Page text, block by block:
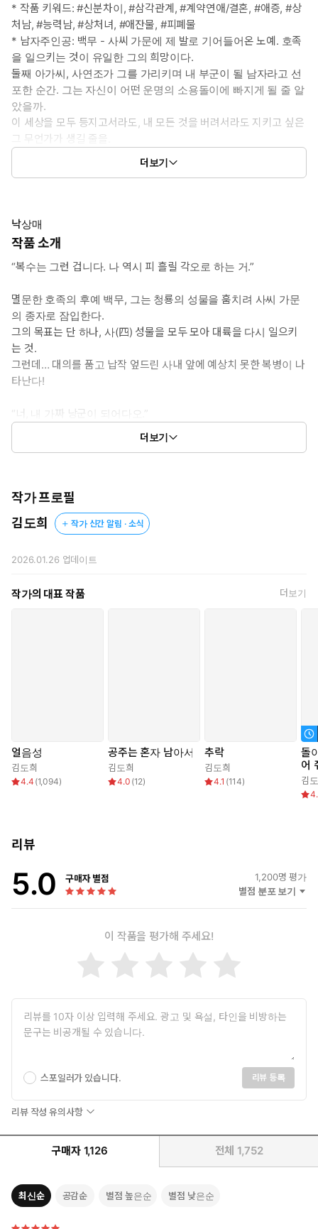
* 작품 키워드: #신분차이, #삼각관계, #계약연애/결혼, #애증, #상
처남, #능력남, #상처녀, #애잔물, #피폐물
* 남자주인공: 백무 - 사씨 가문에 제 발로 기어들어온 노예. 호족
을 일으키는 것이 유일한 그의 희망이다.
둘째 아가씨, 사연조가 그를 가리키며 내 부군이 될 남자라고 선
포한 순간. 그는 자신이 어떤 운명의 소용돌이에 빠지게 될 줄 알
았을까.
이 세상을 모두 등지고서라도, 내 모든 것을 버려서라도 지키고 싶은
그 무언가가 생길 줄을.
* 여자주인공: 사연조 - 사씨 가문의 둘째 딸. 늘상 아름답고 똑똑한
내가 아는 세상의 법칙을 모조리 깨부순다.
어쩐지 이 남자와 함께하면 그림자가 아닌 햇살 아래 살 수 있을 것
만 같다.
* 이럴 때 보세요 : 가족을 잃고 노비로 전락한 남자가 원수의 딸을
* 공감 글귀:
“아씨께서도 저를 모두 이용하셨으니 저를 죽이시렵니까?”
더보기
낙상매
작품 소개
“복수는 그런 겁니다. 나 역시 피 흘릴 각오로 하는 거.”
멸문한 호족의 후예 백무, 그는 청룡의 성물을 훔치려 사씨 가문
의 종자로 잠입한다.
그의 목표는 단 하나, 사(四) 성물을 모두 모아 대륙을 다시 일으키
는 것.
그런데… 대의를 품고 납작 엎드린 사내 앞에 예상치 못한 복병이 나
타난다!
“너, 내 가짜 낭군이 되어다오.”
그리 여겼건만… 그녀의 연극에 동참하게 될 줄이야.
그리고 저 역시, 이토록 연극에 몰입하게 될 줄이야.
“껍데기뿐인 아씨라도 붙들고 있고 싶다면… 주실 거냐고 물었습
니다.”
더보기
작가 프로필
김도희
작가 신간 알림 · 소식
2026.01.26 업데이트
작가의 대표 작품 더보기
얼음성
김도희
4.4 (1,094)
공주는 혼자 남아서
김도희
4.0 (12)
추락
김도희
4.1 (114)
돌
어
김
리뷰
5.0 구매자 별점 1,200명 평가
별점 분포 보기
이 작품을 평가해 주세요!
스포일러가 있습니다. 리뷰 등록
리뷰 작성 유의사항
구매자 1,126 전체 1,752
최신순 공감순 별점 높은순 별점 낮은순